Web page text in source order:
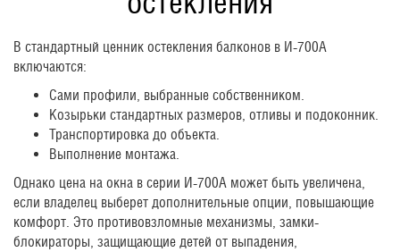
В стандартный ценник остекления балконов в И-700А
включаются:
Сами профили, выбранные собственником.
Козырьки стандартных размеров, отливы и подоконник.
Транспортировка до объекта.
Выполнение монтажа.
Однако цена на окна в серии И-700А может быть увеличена,
если владелец выберет дополнительные опции, повышающие
комфорт. Это противовзломные механизмы, замки-
блокираторы, защищающие детей от выпадения,